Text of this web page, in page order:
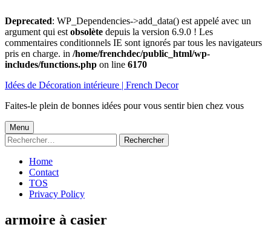
Deprecated: WP_Dependencies->add_data() est appelé avec un
argument qui est obsolète depuis la version 6.9.0 ! Les
commentaires conditionnels IE sont ignorés par tous les navigateurs
pris en charge. in /home/frenchdec/public_html/wp-
includes/functions.php on line 6170
au
Idées de Décoration intérieure | French Decor
Faites-le plein de bonnes idées pour vous sentir bien chez vous
Menu
principal
Menu
Rechercher :
Home
Contact
TOS
Privacy Policy
armoire à casier